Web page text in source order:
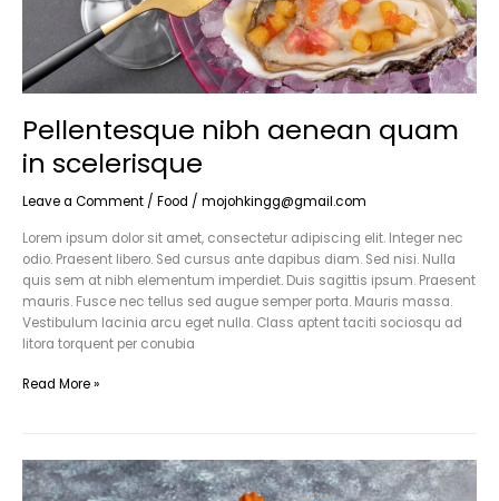
Pellentesque nibh aenean quam
in scelerisque
Leave a Comment / Food / mojohkingg@gmail.com
Lorem ipsum dolor sit amet, consectetur adipiscing elit. Integer nec
odio. Praesent libero. Sed cursus ante dapibus diam. Sed nisi. Nulla
quis sem at nibh elementum imperdiet. Duis sagittis ipsum. Praesent
mauris. Fusce nec tellus sed augue semper porta. Mauris massa.
Vestibulum lacinia arcu eget nulla. Class aptent taciti sociosqu ad
litora torquent per conubia
Read More »
Lacinia
nunc